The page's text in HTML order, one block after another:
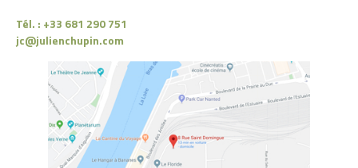
Tél. : +33 681 290 751
jc@julienchupin.com